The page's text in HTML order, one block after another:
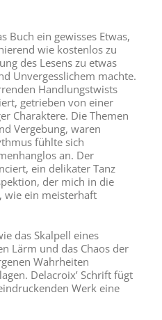
Buch ein gewisses Etwas,
wie kostenlos zu
des Lesens zu etwas
Unvergesslichem machte.
Handlungstwists
getrieben von einer
Charaktere. Die Themen
Vergebung, waren
fühlte sich
an. Der
ein delikater Tanz
der mich in die
wie ein meisterhaft
das Skalpell eines
Lärm und das Chaos der
Wahrheiten
Delacroix’ Schrift fügt
Werk eine